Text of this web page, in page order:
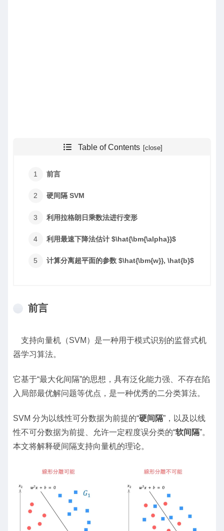
Table of Contents
前言
硬间隔 SVM
利用拉格朗日乘数法进行变形
利用最速下降法估计 $\hat{\bm{\alpha}}$
计算分离超平面的参数 $\hat{\bm{w}}, \hat{b}$
前言
支持向量机（SVM）是一种用于模式识别的监督式机
器学习算法。
它基于“最大化间隔”的思想，具有泛化能力强、不存在陷
入局部最优解问题等优点，是一种优秀的二分类算法。
SVM 分为以线性可分数据为前提的“硬间隔”，以及以线
性不可分数据为前提、允许一定程度误分类的“软间隔”。
本文将解释硬间隔支持向量机的理论。